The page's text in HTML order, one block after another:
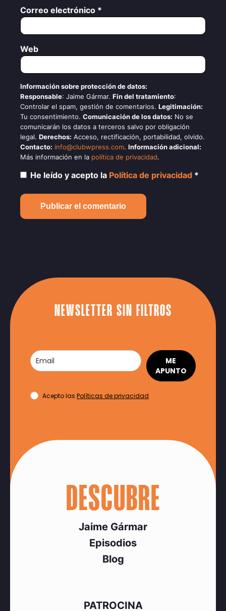
Correo electrónico *
Web
Información sobre protección de datos:
Responsable: Jaime Gármar. Fin del tratamiento:
Controlar el spam, gestión de comentarios. Legitimación:
Tu consentimiento. Comunicación de los datos: No se
comunicarán los datos a terceros salvo por obligación
legal. Derechos: Acceso, rectificación, portabilidad, olvido.
Contacto: info@clubwpress.com. Información adicional:
Más información en la política de privacidad.
He leído y acepto la Política de privacidad *
NEWSLETTER SIN FILTROS
ME
APUNTO
Acepto las Políticas de privacidad
DESCUBRE
Jaime Gármar
Episodios
Blog
PATROCINA